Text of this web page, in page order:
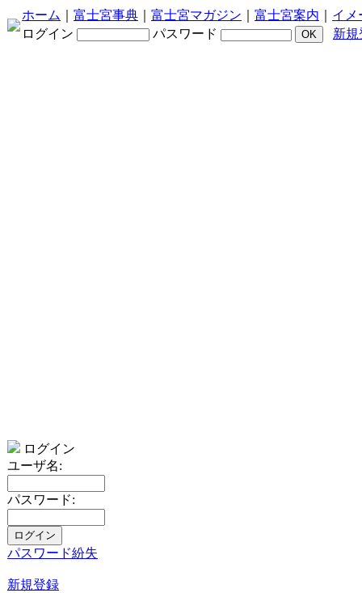
ホーム 富士宮事典 富士宮マガジン 富士宮案内
イメ
ログイン
パスワード 新規
ログイン
ユーザ名:
パスワード:
パスワード紛失
新規登録